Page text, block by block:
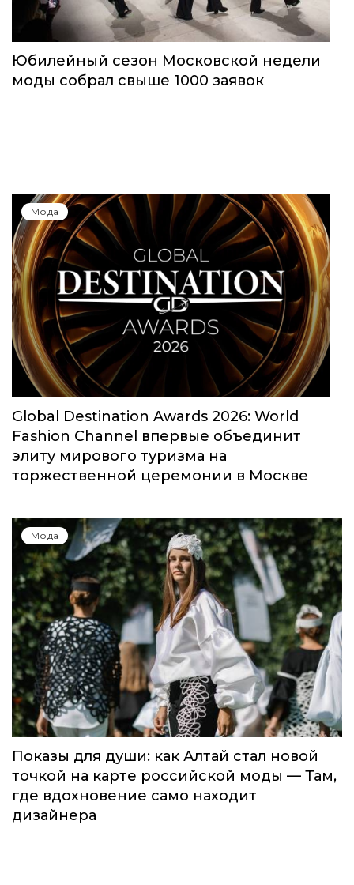
Юбилейный сезон Московской недели
моды собрал свыше 1000 заявок
Мода
Global Destination Awards 2026: World
Fashion Channel впервые объединит
элиту мирового туризма на
торжественной церемонии в Москве
Мода
Показы для души: как Алтай стал новой
точкой на карте российской моды — Там,
где вдохновение само находит
дизайнера